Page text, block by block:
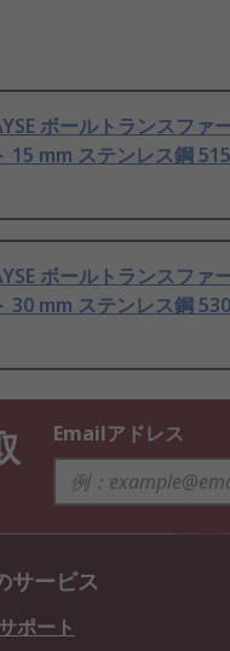
ボールトランスファ
15 mm ステンレス鋼
ボールトランスファ
30 mm ステンレス鋼
Emailアドレス
サービス
ポート